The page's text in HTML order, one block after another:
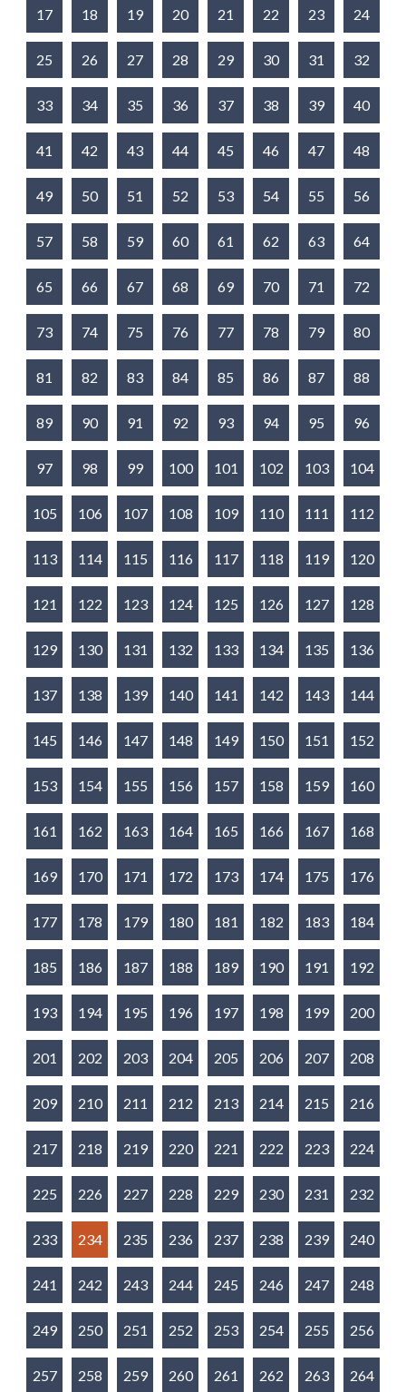
17 18 19 20 21 22 23 24
25 26 27 28 29 30 31 32
33 34 35 36 37 38 39 40
41 42 43 44 45 46 47 48
49 50 51 52 53 54 55 56
57 58 59 60 61 62 63 64
65 66 67 68 69 70 71 72
73 74 75 76 77 78 79 80
81 82 83 84 85 86 87 88
89 90 91 92 93 94 95 96
97 98 99 100 101 102 103 104
105 106 107 108 109 110 111 112
113 114 115 116 117 118 119 120
121 122 123 124 125 126 127 128
129 130 131 132 133 134 135 136
137 138 139 140 141 142 143 144
145 146 147 148 149 150 151 152
153 154 155 156 157 158 159 160
161 162 163 164 165 166 167 168
169 170 171 172 173 174 175 176
177 178 179 180 181 182 183 184
185 186 187 188 189 190 191 192
193 194 195 196 197 198 199 200
201 202 203 204 205 206 207 208
209 210 211 212 213 214 215 216
217 218 219 220 221 222 223 224
225 226 227 228 229 230 231 232
233 234 235 236 237 238 239 240
241 242 243 244 245 246 247 248
249 250 251 252 253 254 255 256
257 258 259 260 261 262 263 264